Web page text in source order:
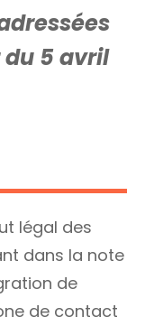
5 avril
légal des
dans la note
de
de contact